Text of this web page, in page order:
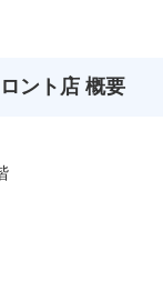
ント店 概要